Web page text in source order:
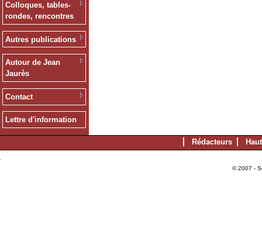
Colloques, tables-
rondes, rencontres
Autres publications
Autour de Jean
Jaurès
Contact
Lettre d'information
Rédacteurs
© 2007 -